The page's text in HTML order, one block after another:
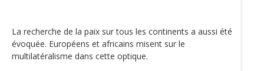
La recherche de la paix sur tous les continents a aussi été
évoquée. Européens et africains misent sur le
multilatéralisme dans cette optique.